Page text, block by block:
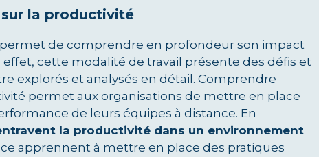
la productivité
de comprendre en profondeur son impact
cette modalité de travail présente des défis et
explorés et analysés en détail. Comprendre
permet aux organisations de mettre en place
de leurs équipes à distance. En
la productivité dans un environnement
apprennent à mettre en place des pratiques